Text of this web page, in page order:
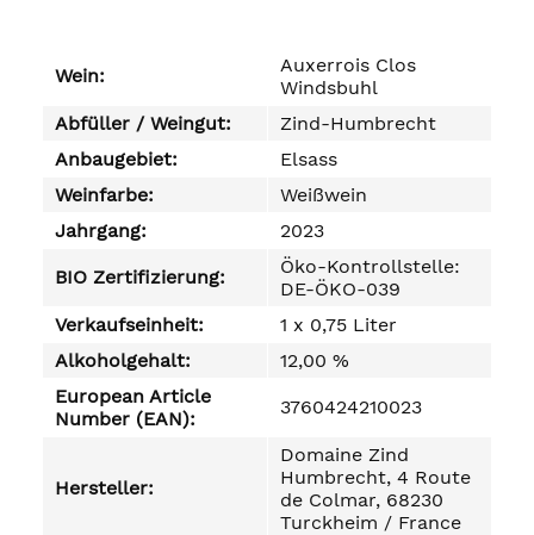
Wein:
Auxerrois Clos
Windsbuhl
Abfüller / Weingut:
Zind-Humbrecht
Anbaugebiet:
Elsass
Weinfarbe:
Weißwein
Jahrgang:
2023
BIO Zertifizierung:
Öko-Kontrollstelle:
DE-ÖKO-039
Verkaufseinheit:
1 x 0,75 Liter
Alkoholgehalt:
12,00 %
European Article
Number (EAN):
3760424210023
Hersteller:
Domaine Zind
Humbrecht, 4 Route
de Colmar, 68230
Turckheim / France